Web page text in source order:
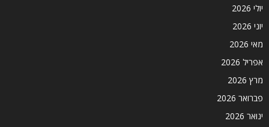
יולי 2026
יוני 2026
מאי 2026
אפריל 2026
מרץ 2026
פברואר 2026
ינואר 2026